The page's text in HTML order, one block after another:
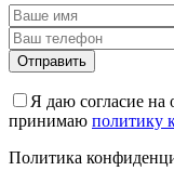
Я даю согласие на
принимаю политику
Политика